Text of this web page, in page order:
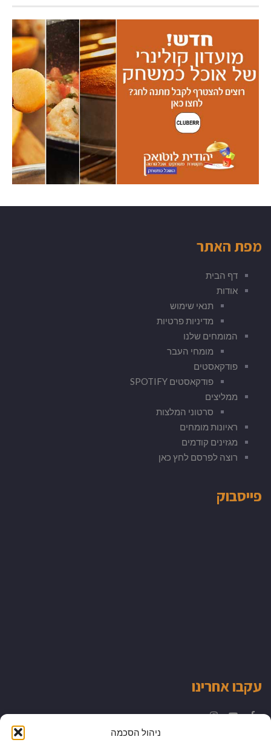
ניהול הסכמה
מפת האתר
דף הבית
אודות
תנאי שימוש
מדיניות פרטיות
המומחים שלנו
מומחי העבר
פודקאסטים
פודקאסטים SPOTIFY
ממליצים
סרטוני המלצות
ראיונות מומחים
מגזינים קודמים
רוצה לפרסם לחץ כאן
פייסבוק
עקבו אחרינו